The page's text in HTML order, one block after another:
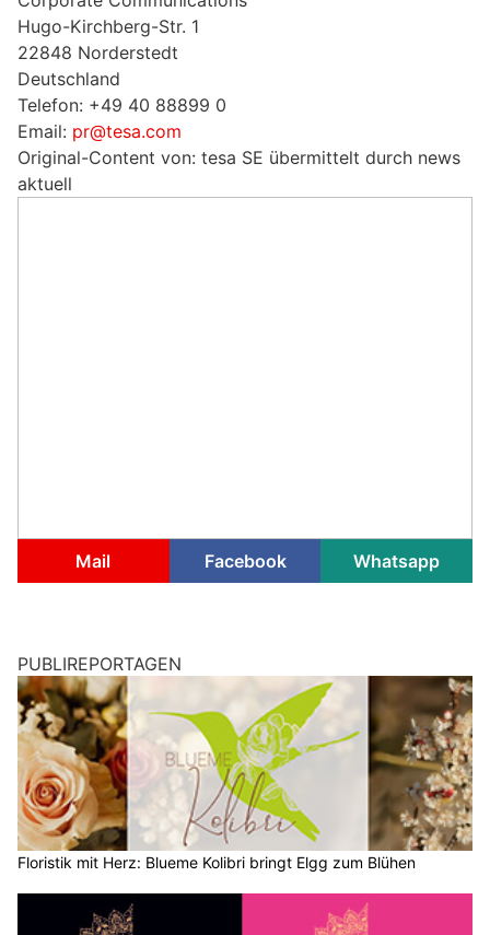
Hugo-Kirchberg-Str. 1
22848 Norderstedt
Deutschland
Telefon: +49 40 88899 0
Email: pr@tesa.com
Original-Content von: tesa SE übermittelt durch news
aktuell
Mail Facebook Whatsapp
PUBLIREPORTAGEN
Floristik mit Herz: Blueme Kolibri bringt Elgg zum Blühen